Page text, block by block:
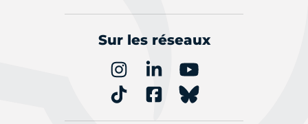
Sur les réseaux